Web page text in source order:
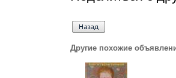
Другие похожие